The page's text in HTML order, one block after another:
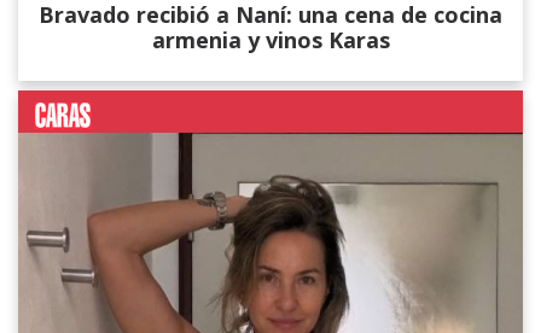
Bravado recibió a Naní: una cena de cocina
armenia y vinos Karas